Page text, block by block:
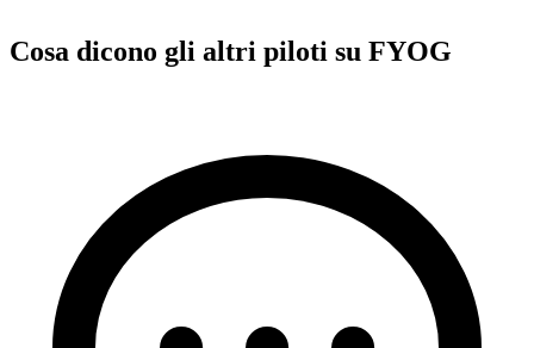
Cosa dicono gli altri piloti su FYOG